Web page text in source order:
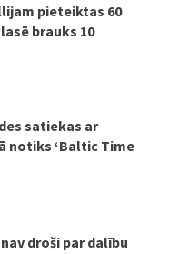
pieteiktas 60
brauks 10
satiekas ar
notiks ‘Baltic Time
droši par dalību